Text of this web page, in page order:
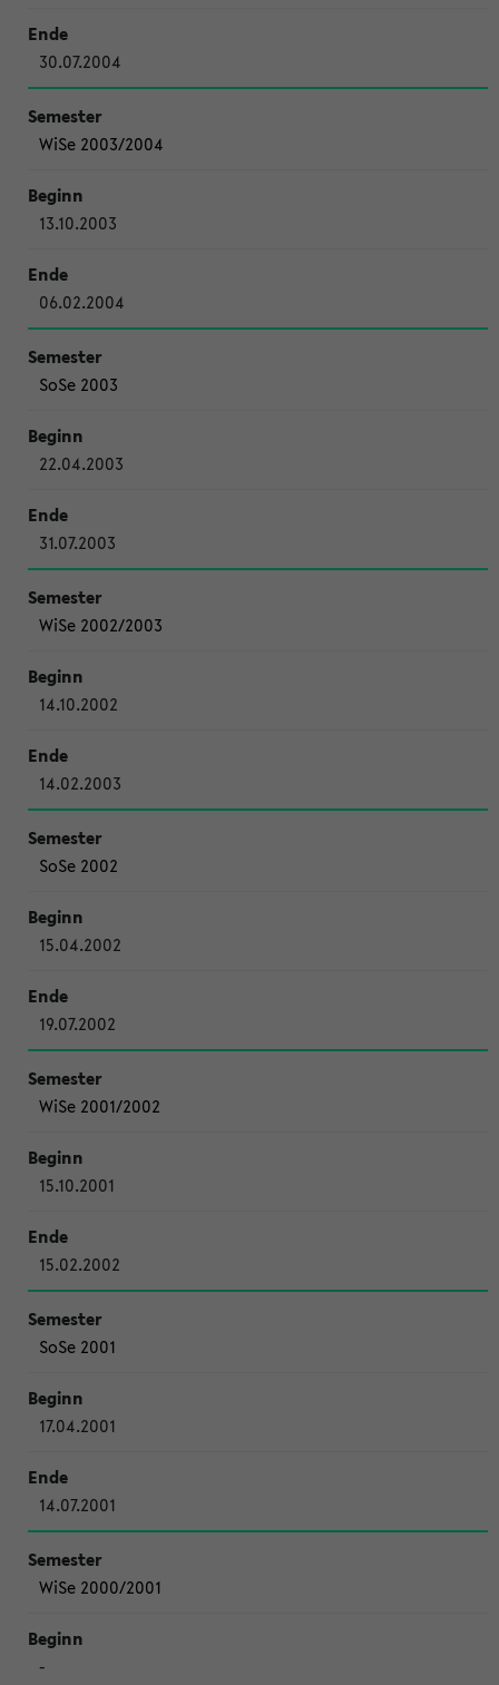
30.07.2004
WiSe 2003/2004
13.10.2003
06.02.2004
SoSe 2003
22.04.2003
31.07.2003
WiSe 2002/2003
14.10.2002
14.02.2003
SoSe 2002
15.04.2002
19.07.2002
WiSe 2001/2002
15.10.2001
15.02.2002
SoSe 2001
17.04.2001
14.07.2001
WiSe 2000/2001
-